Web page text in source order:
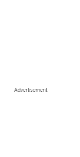
Advertisement